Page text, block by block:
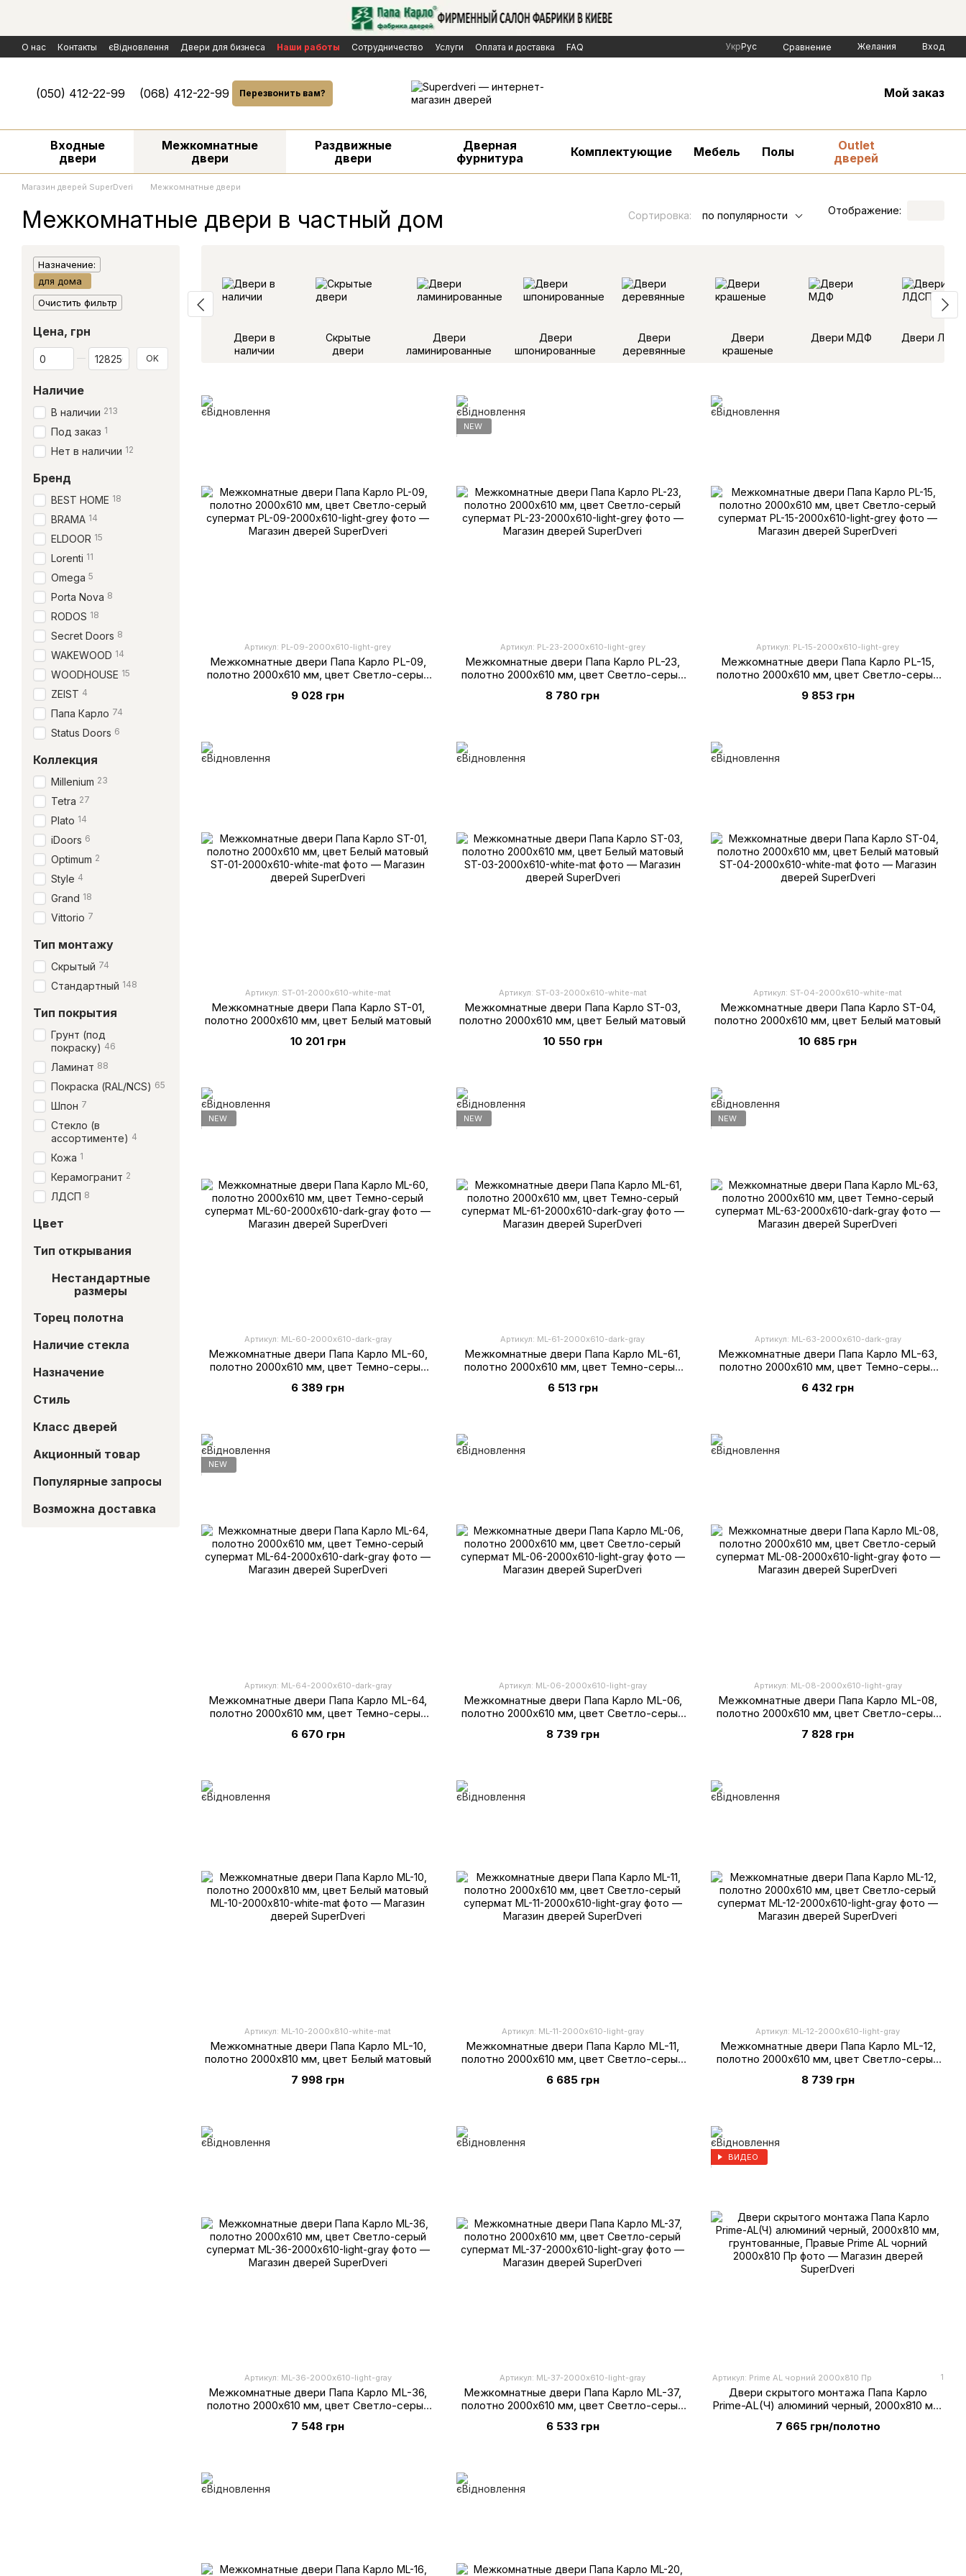
О нас Контакты єВідновлення Двери для бизнеса Наши работы Сотрудничество Услуги Оплата и доставка
FAQ
Политика конфиденциальности
Обмен и возврат Договор публичной оферты Бренды
Новости
УкрРус Сравнение Желания Вход
(050) 412-22-99 (068) 412-22-99 Перезвонить вам? Мой заказ
Входные
двери
Межкомнатные
двери
Раздвижные
двери
Дверная
фурнитура
Комплектующие Мебель Полы
Outlet
дверей
Магазин дверей SuperDveri Межкомнатные двери
Межкомнатные двери в частный дом Сортировка: по популярности Отображение:
Двери в
наличии
Скрытые
двери
Двери
ламинированные
Двери
шпонированные
Двери
деревянные
Двери
крашеные
Двери МДФ Двери
Артикул: PL-09-2000х610-light-grey
Межкомнатные двери Папа Карло PL-09,
полотно 2000х610 мм, цвет Светло-серый
9 028 грн
NEW
Артикул: PL-23-2000х610-light-grey
Межкомнатные двери Папа Карло PL-23,
полотно 2000х610 мм, цвет Светло-серый
8 780 грн
Артикул: PL-15-2000х610-light-grey
Межкомнатные двери Папа Карло PL-15,
полотно 2000х610 мм, цвет Светло-серый
9 853 грн
Артикул: ST-01-2000х610-white-mat
Межкомнатные двери Папа Карло ST-01,
полотно 2000х610 мм, цвет Белый матовый
10 201 грн
Артикул: ST-03-2000х610-white-mat
Межкомнатные двери Папа Карло ST-03,
полотно 2000х610 мм, цвет Белый матовый
10 550 грн
Артикул: ST-04-2000х610-white-mat
Межкомнатные двери Папа Карло ST-04,
полотно 2000х610 мм, цвет Белый матовый
10 685 грн
NEW
Артикул: ML-60-2000х610-dark-gray
Межкомнатные двери Папа Карло ML-60,
полотно 2000х610 мм, цвет Темно-серый
6 389 грн
NEW
Артикул: ML-61-2000х610-dark-gray
Межкомнатные двери Папа Карло ML-61,
полотно 2000х610 мм, цвет Темно-серый
6 513 грн
NEW
Артикул: ML-63-2000х610-dark-gray
Межкомнатные двери Папа Карло ML-63,
полотно 2000х610 мм, цвет Темно-серый
6 432 грн
NEW
Артикул: ML-64-2000х610-dark-gray
Межкомнатные двери Папа Карло ML-64,
полотно 2000х610 мм, цвет Темно-серый
6 670 грн
Артикул: ML-06-2000х610-light-gray
Межкомнатные двери Папа Карло ML-06,
полотно 2000х610 мм, цвет Светло-серый
8 739 грн
Артикул: ML-08-2000х610-light-gray
Межкомнатные двери Папа Карло ML-08,
полотно 2000х610 мм, цвет Светло-серый
7 828 грн
Артикул: ML-10-2000х810-white-mat
Межкомнатные двери Папа Карло ML-10,
полотно 2000х810 мм, цвет Белый матовый
7 998 грн
Артикул: ML-11-2000х610-light-gray
Межкомнатные двери Папа Карло ML-11,
полотно 2000х610 мм, цвет Светло-серый
6 685 грн
Артикул: ML-12-2000х610-light-gray
Межкомнатные двери Папа Карло ML-12,
полотно 2000х610 мм, цвет Светло-серый
8 739 грн
Артикул: ML-36-2000х610-light-gray
Межкомнатные двери Папа Карло ML-36,
полотно 2000х610 мм, цвет Светло-серый
7 548 грн
Артикул: ML-37-2000х610-light-gray
Межкомнатные двери Папа Карло ML-37,
полотно 2000х610 мм, цвет Светло-серый
6 533 грн
ВИДЕО
Артикул: Prime AL чорний 2000х810 Пр 1
Двери скрытого монтажа Папа Карло
Prime-AL(Ч) алюминий черный, 2000х810 мм,
7 665 грн/полотно
Назначение:
для дома
Очистить фильтр
Цена, грн
От Цена, грн
До Цена, грн OK
Наличие
В наличии 213
Под заказ 1
Нет в наличии 12
Бренд
BEST HOME 18
BRAMA 14
ELDOOR 15
Lorenti 11
Omega 5
Porta Nova 8
RODOS 18
Secret Doors 8
WAKEWOOD 14
WOODHOUSE 15
ZEIST 4
Папа Карло 74
Status Doors 6
Коллекция
Millenium 23
Tetra 27
Plato 14
iDoors 6
Optimum 2
Style 4
Grand 18
Vittorio 7
Тип монтажу
Скрытый 74
Стандартный 148
Тип покрытия
Грунт (под
покраску) 46
Ламинат 88
Покраска (RAL/NCS) 65
Шпон 7
Стекло (в
ассортименте) 4
Кожа 1
Керамогранит 2
ЛДСП 8
Цвет
Тип открывания
Нестандартные
размеры
Торец полотна
Наличие стекла
Назначение
Стиль
Класс дверей
Акционный товар
Популярные запросы
Возможна доставка